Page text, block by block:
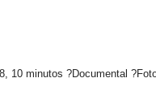
10 minutos ?Documental